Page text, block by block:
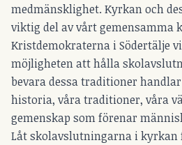
medmänsklighet. Kyrkan och
viktig del av vårt gemensamma
Kristdemokraterna i Södertälje
möjligheten att hålla
bevara dessa traditioner
historia, våra traditioner, våra
gemenskap som förenar
Låt skolavslutningarna i kyrkan